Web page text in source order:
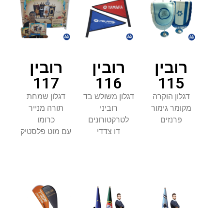
רובין
115
דגלון הוקרה
מקומר גימור
פרנזים
רובין
116
דגלון משולש בד
רוביני
לטרקטורונים
דו צדדי
רובין
117
דגלון שמחת
תורה מנייר
כרומו
עם מוט פלסטיק